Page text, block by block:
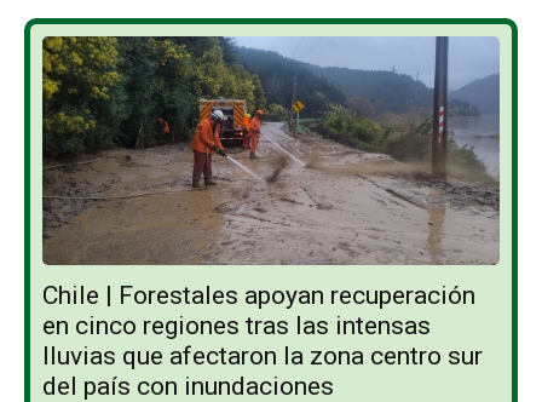
Chile | Forestales apoyan recuperación
en cinco regiones tras las intensas
lluvias que afectaron la zona centro sur
del país con inundaciones